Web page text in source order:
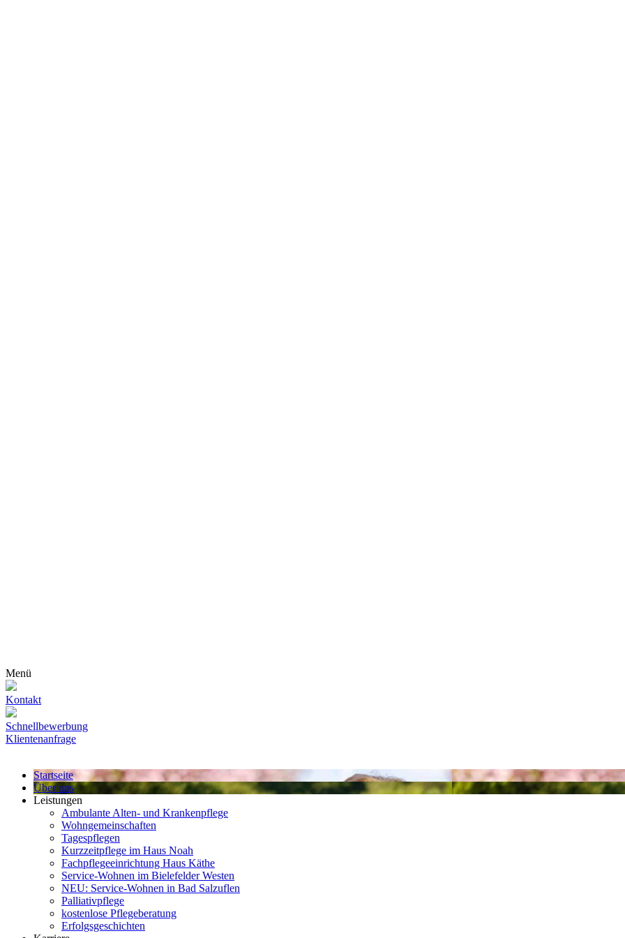
Menü
Kontakt
Schnellbewerbung
Klientenanfrage
Startseite
Über uns
Leistungen
Ambulante Alten- und Krankenpflege
Wohn­gemeinschaften
Tagespflegen
Kurzzeitpflege im Haus Noah
Fachpflegeeinrichtung Haus Käthe
Service-Wohnen im Bielefelder Westen
NEU: Service-Wohnen in Bad Salzuflen
Palliativpflege
kostenlose Pflegeberatung
Erfolgsgeschichten